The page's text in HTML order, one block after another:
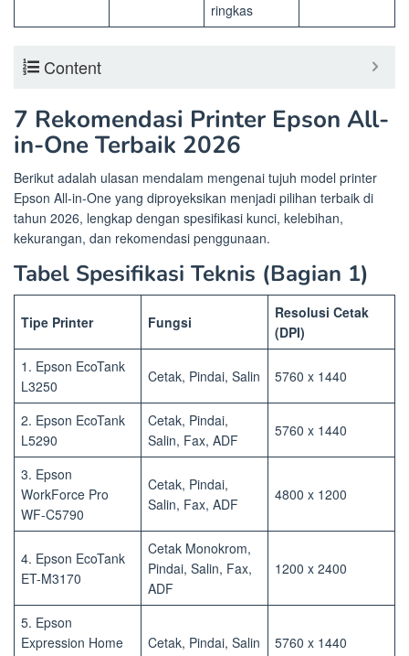
ringkas
Content
7 Rekomendasi Printer Epson All-
in-One Terbaik 2026
Berikut adalah ulasan mendalam mengenai tujuh model printer
Epson All-in-One yang diproyeksikan menjadi pilihan terbaik di
tahun 2026, lengkap dengan spesifikasi kunci, kelebihan,
kekurangan, dan rekomendasi penggunaan.
Tabel Spesifikasi Teknis (Bagian 1)
Tipe Printer Fungsi
Resolusi Cetak
(DPI)
1. Epson EcoTank
L3250
Cetak, Pindai, Salin 5760 x 1440
2. Epson EcoTank
L5290
Cetak, Pindai,
Salin, Fax, ADF
5760 x 1440
3. Epson
WorkForce Pro
WF-C5790
Cetak, Pindai,
Salin, Fax, ADF
4800 x 1200
4. Epson EcoTank
ET-M3170
Cetak Monokrom,
Pindai, Salin, Fax,
ADF
1200 x 2400
5. Epson
Expression Home
Cetak, Pindai, Salin 5760 x 1440